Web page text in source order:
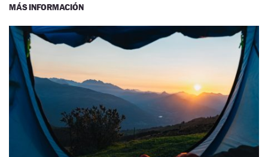
MÁS INFORMACIÓN